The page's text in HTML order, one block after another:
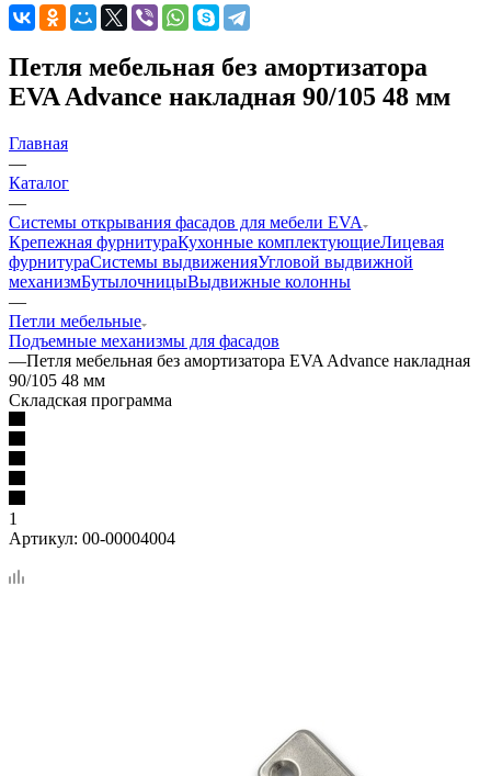
Петля мебельная без амортизатора
EVA Advance накладная 90/105 48 мм
Главная
—
Каталог
—
Системы открывания фасадов для мебели EVA
Крепежная фурнитураКухонные комплектующиеЛицевая
фурнитураСистемы выдвиженияУгловой выдвижной
механизмБутылочницыВыдвижные колонны
—
Петли мебельные
Подъемные механизмы для фасадов
—Петля мебельная без амортизатора EVA Advance накладная
90/105 48 мм
Складская программа
1
Артикул: 00-00004004